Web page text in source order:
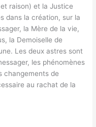
raison) et la Justice
dans la création, sur la
la Mère de la vie,
la Demoiselle de
Les deux astres sont
les phénomènes
changements de
au rachat de la